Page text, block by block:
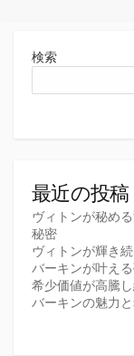
検索
最近の投稿
ヴィトンが秘め
秘密
ヴィトンが輝き
バーキンが叶え
希少価値が高騰
バーキンの魅力